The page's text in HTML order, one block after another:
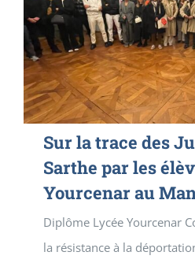
Sur la trace des
Sarthe par les
Yourcenar au
Diplôme Lycée Yourcenar
la résistance à la